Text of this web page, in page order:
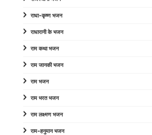
राधा-कृष्ण भजन
राधारानी के भजन
राम कथा भजन
राम जानकी भजन
राम भजन
राम भरत भजन
राम लक्ष्मण भजन
राम-हनुमान भजन